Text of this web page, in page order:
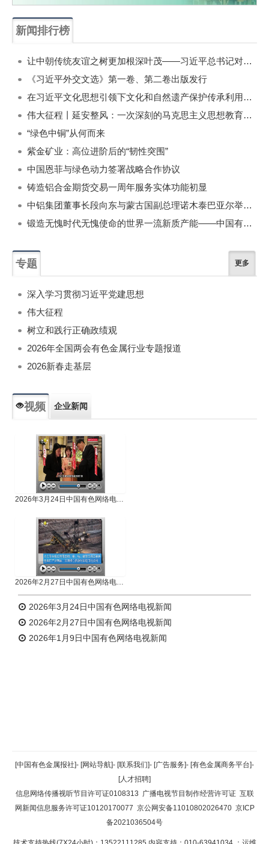
新闻排行榜
让中朝传统友谊之树更加根深叶茂——习近平总书记对朝鲜进行国事访问纪实
《习近平外交文选》第一卷、第二卷出版发行
在习近平文化思想引领下文化和自然遗产保护传承利用工作开创新局面
伟大征程丨延安整风：一次深刻的马克思主义思想教育运动
“绿色中铜”从何而来
紫金矿业：高位进阶后的“韧性突围”
中国恩菲与绿色动力签署战略合作协议
铸造铝合金期货交易一周年服务实体功能初显
中铝集团董事长段向东与蒙古国副总理诺木泰巴亚尔举行会谈
锻造无愧时代无愧使命的世界一流新质产能——中国有色金属工业的战略应对与破局之道（二）
专题 更多
深入学习贯彻习近平党建思想
伟大征程
树立和践行正确政绩观
2026年全国两会有色金属行业专题报道
2026新春走基层
视频 企业新闻
2026年3月24日中国有色网络电视新闻
2026年2月27日中国有色网络电视新闻
2026年3月24日中国有色网络电视新闻
2026年2月27日中国有色网络电视新闻
2026年1月9日中国有色网络电视新闻
返回顶部
返回首页
[中国有色金属报社]- [网站导航]- [联系我们]- [广告服务]- [有色金属商务平台]-
[人才招聘]
信息网络传播视听节目许可证0108313 广播电视节目制作经营许可证 互联
网新闻信息服务许可证10120170077 京公网安备11010802026470 京ICP
备2021036504号